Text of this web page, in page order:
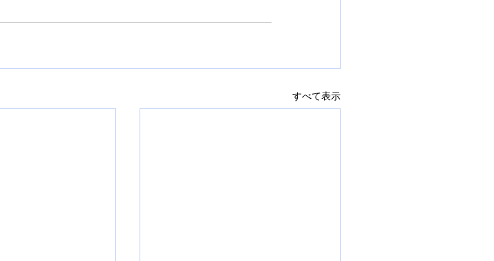
すべて表示